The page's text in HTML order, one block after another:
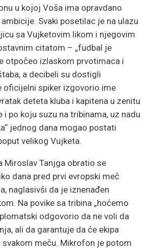
u kojoj Voša ima opravdano
Svaki posetilac je na ulazu
sa Vujketovim likom i njegovim
citatom – „fudbal je
otpočeo izlaskom prvotimaca i
a decibeli su dostigli
oficijelni spiker izgovorio ime
deteta kluba i kapitena u zenitu
po koju suzu na tribinama, uz nadu
jednog dana mogao postati
velikog Vujketa.
Miroslav Tanjga obratio se
dana pred prvi evropski meč
naglasivši da je iznenađen
Na povike sa tribina „hoćemo
odgovorio da ne voli da
ali da garantuje da će ekipa
svakom meču. Mikrofon je potom